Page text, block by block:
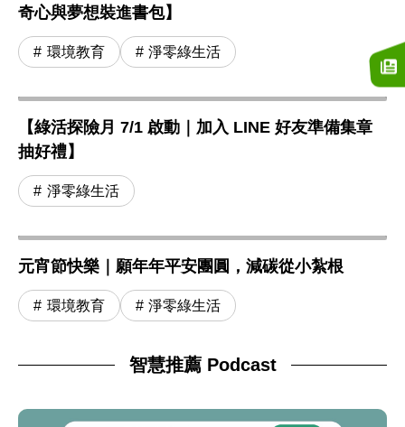
奇心與夢想裝進書包】
環境教育 淨零綠生活
【綠活探險月 7/1 啟動｜加入 LINE 好友準備集章
抽好禮】
淨零綠生活
元宵節快樂｜願年年平安團圓，減碳從小紮根
環境教育 淨零綠生活
智慧推薦 Podcast